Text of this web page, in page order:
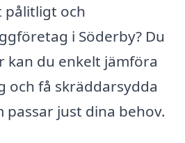
pålitligt och
i Söderby? Du
kan du enkelt jämföra
och få skräddarsydda
just dina behov.